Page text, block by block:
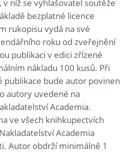
níž se vyhlašovatel soutěže
bezplatné licence
rukopisu vydá na své
roku od zveřejnění
publikaci v edici zřízené
nákladu 100 kusů. Při
publikace bude autor povinen
autory uvedené na
Academia.
ve všech knihkupectvích
Academia
Autor obdrží minimálně 1